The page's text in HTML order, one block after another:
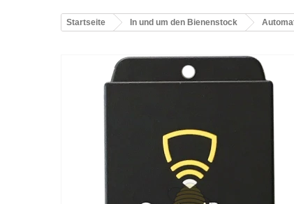
Startseite In und um den Bienenstock